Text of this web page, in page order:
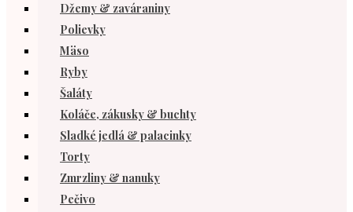
Džemy & zaváraniny
Polievky
Mäso
Ryby
Šaláty
Koláče, zákusky & buchty
Sladké jedlá & palacinky
Torty
Zmrzliny & nanuky
Pečivo